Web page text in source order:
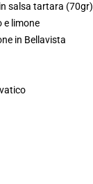
salsa tartara (70gr)
e limone
in Bellavista